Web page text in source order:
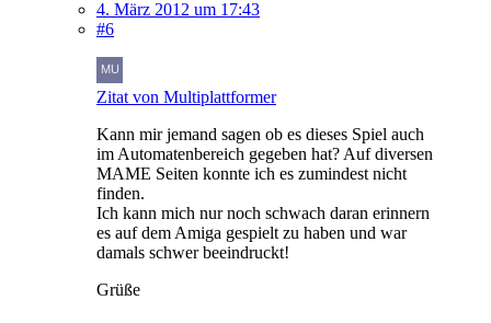
4. März 2012 um 17:43
#6
Zitat von Multiplattformer
Kann mir jemand sagen ob es dieses Spiel auch
im Automatenbereich gegeben hat? Auf diversen
MAME Seiten konnte ich es zumindest nicht
finden.
Ich kann mich nur noch schwach daran erinnern
es auf dem Amiga gespielt zu haben und war
damals schwer beeindruckt!
Grüße